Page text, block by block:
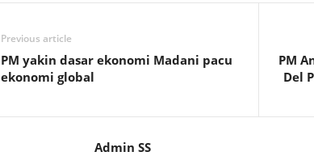
Previous article
PM yakin dasar ekonomi Madani pacu
ekonomi global
PM
Del
Admin SS